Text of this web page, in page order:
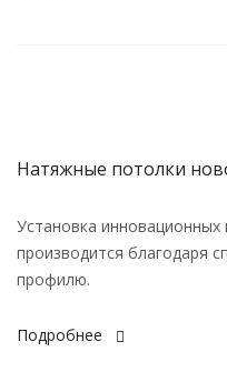
Натяжные потолки
Установка
производится благодаря
профилю.
Подробнее